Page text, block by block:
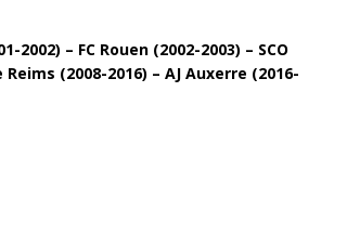
– FC Rouen (2002-2003) – SCO
(2008-2016) – AJ Auxerre (2016-